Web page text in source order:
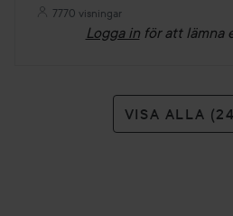
7770 visningar
Logga in för att lämna
VISA ALLA